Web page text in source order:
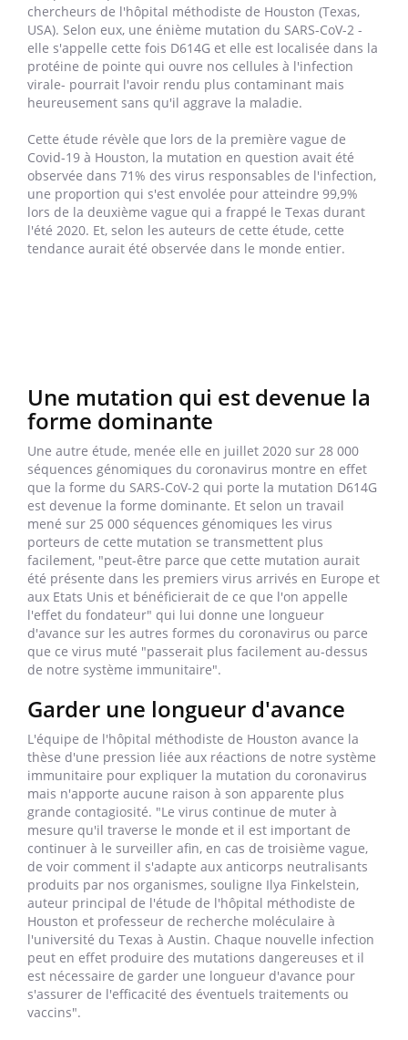
chercheurs de l'hôpital méthodiste de Houston (Texas,
USA). Selon eux, une énième mutation du SARS-CoV-2 -
elle s'appelle cette fois D614G et elle est localisée dans la
protéine de pointe qui ouvre nos cellules à l'infection
virale- pourrait l'avoir rendu plus contaminant mais
heureusement sans qu'il aggrave la maladie.
Cette étude révèle que lors de la première vague de
Covid-19 à Houston, la mutation en question avait été
observée dans 71% des virus responsables de l'infection,
une proportion qui s'est envolée pour atteindre 99,9%
lors de la deuxième vague qui a frappé le Texas durant
l'été 2020. Et, selon les auteurs de cette étude, cette
tendance aurait été observée dans le monde entier.
Une mutation qui est devenue la
forme dominante
Une autre étude, menée elle en juillet 2020 sur 28 000
séquences génomiques du coronavirus montre en effet
que la forme du SARS-CoV-2 qui porte la mutation D614G
est devenue la forme dominante. Et selon un travail
mené sur 25 000 séquences génomiques les virus
porteurs de cette mutation se transmettent plus
facilement, "peut-être parce que cette mutation aurait
été présente dans les premiers virus arrivés en Europe et
aux Etats Unis et bénéficierait de ce que l'on appelle
l'effet du fondateur" qui lui donne une longueur
d'avance sur les autres formes du coronavirus ou parce
que ce virus muté "passerait plus facilement au-dessus
de notre système immunitaire".
Garder une longueur d'avance
L'équipe de l'hôpital méthodiste de Houston avance la
thèse d'une pression liée aux réactions de notre système
immunitaire pour expliquer la mutation du coronavirus
mais n'apporte aucune raison à son apparente plus
grande contagiosité. "Le virus continue de muter à
mesure qu'il traverse le monde et il est important de
continuer à le surveiller afin, en cas de troisième vague,
de voir comment il s'adapte aux anticorps neutralisants
produits par nos organismes, souligne Ilya Finkelstein,
auteur principal de l'étude de l'hôpital méthodiste de
Houston et professeur de recherche moléculaire à
l'université du Texas à Austin. Chaque nouvelle infection
peut en effet produire des mutations dangereuses et il
est nécessaire de garder une longueur d'avance pour
s'assurer de l'efficacité des éventuels traitements ou
vaccins".